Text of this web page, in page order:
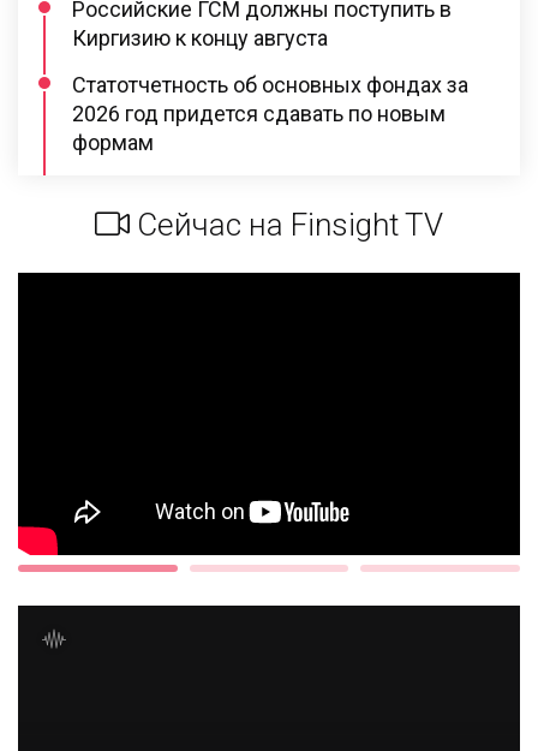
Российские ГСМ должны поступить в
Киргизию к концу августа
Статотчетность об основных фондах за
2026 год придется сдавать по новым
формам
Сейчас на Finsight TV